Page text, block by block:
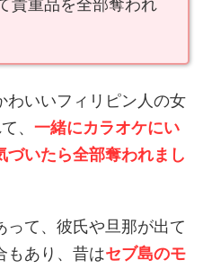
貴重品を全部奪われ
わいいフィリピン人の女
、 一緒にカラオケにい
づいたら全部奪われまし
って、彼氏や旦那が出て
もあり、昔はセブ島のモ